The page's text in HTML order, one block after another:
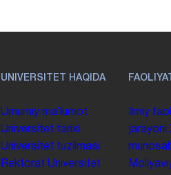
UNIVERSITET HAQIDA
Umumiy maʼlumot
Universitet tarixi
Universitet tuzilmasi
Rektorat Universitet
FAOLIYAT
Ilmiy
jarayoni